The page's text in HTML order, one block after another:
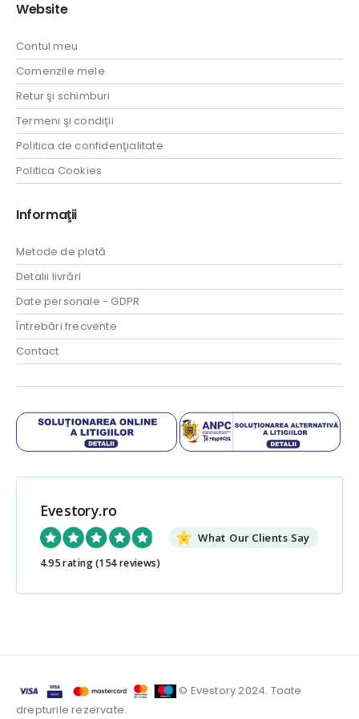
Website
Contul meu
Comenzile mele
Retur şi schimburi
Termeni şi condiţii
Politica de confidenţialitate
Politica Cookies
Informaţii
Metode de plată
Detalii livrări
Date personale - GDPR
Întrebări frecvente
Contact
Evestory.ro
What Our Clients Say
4.95 rating(154 reviews)
© Evestory 2024. Toate
drepturile rezervate.